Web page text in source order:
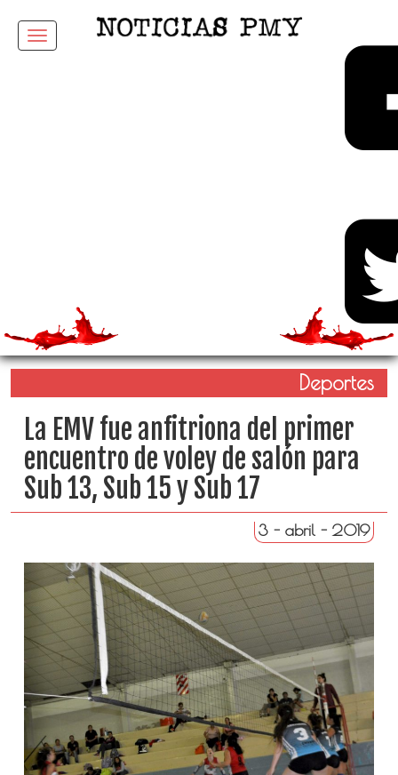
Menu
Deportes
La EMV fue anfitriona del primer
encuentro de voley de salón para
Sub 13, Sub 15 y Sub 17
3 - abril - 2019